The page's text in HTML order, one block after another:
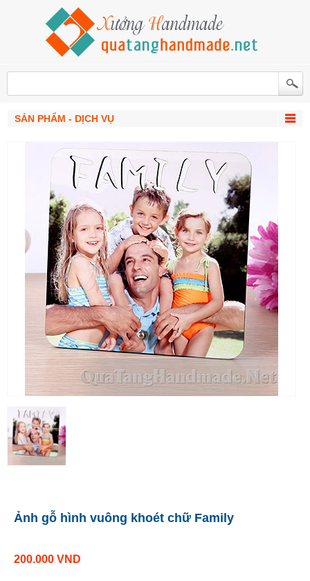
SẢN PHẨM - DỊCH VỤ
Ảnh gỗ hình vuông khoét chữ Family
200.000 VND